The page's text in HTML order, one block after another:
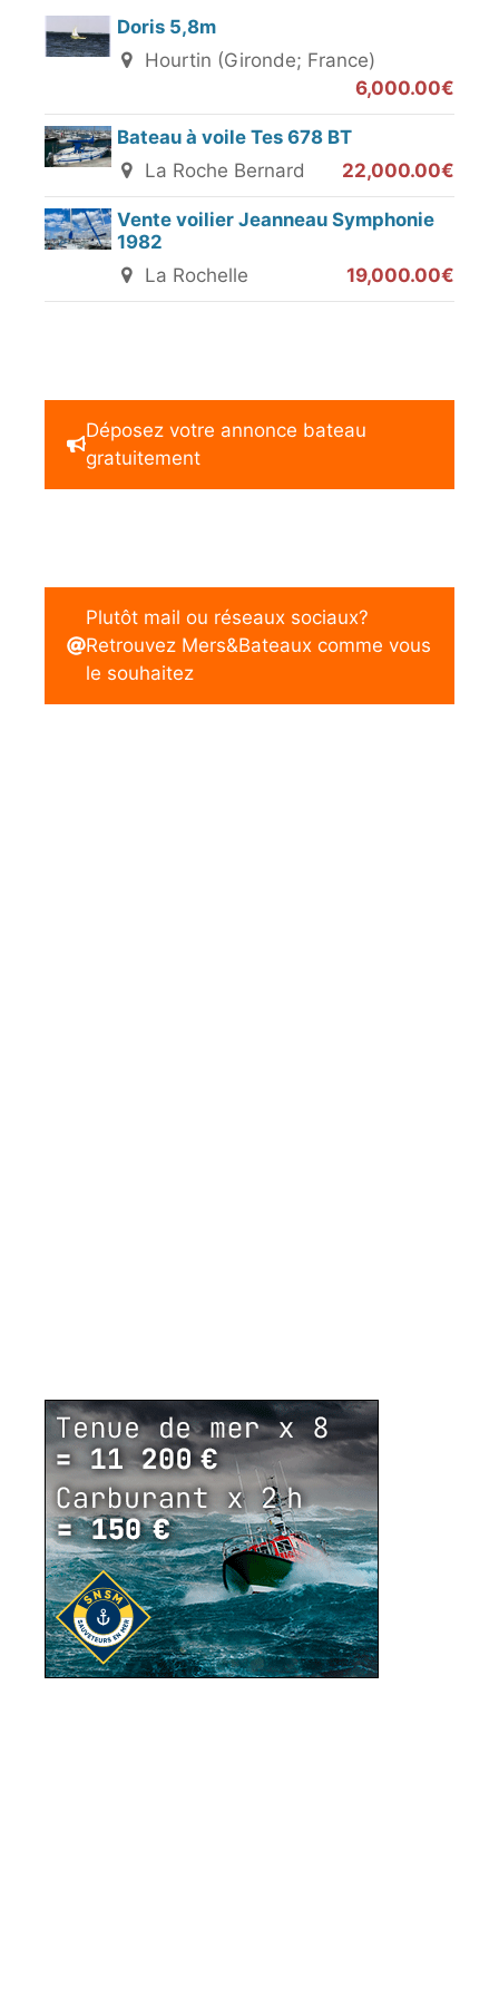
Doris 5,8m
Hourtin (Gironde; France)
6,000.00€
Bateau à voile Tes 678 BT
La Roche Bernard
22,000.00€
Vente voilier Jeanneau Symphonie
1982
La Rochelle
19,000.00€
Déposez votre annonce bateau
gratuitement
Plutôt mail ou réseaux sociaux?
Retrouvez Mers&Bateaux comme vous
le souhaitez